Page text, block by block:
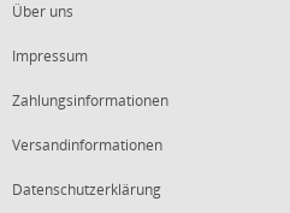
Über uns
Impressum
Zahlungsinformationen
Versandinformationen
Datenschutzerklärung